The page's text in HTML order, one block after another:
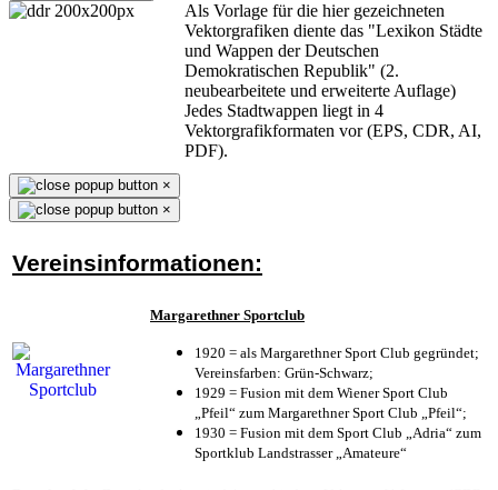
Als Vorlage für die hier gezeichneten
Vektorgrafiken diente das "Lexikon Städte
und Wappen der Deutschen
Demokratischen Republik" (2.
neubearbeitete und erweiterte Auflage)
Jedes Stadtwappen liegt in 4
Vektorgrafikformaten vor (EPS, CDR, AI,
PDF).
×
×
Vereinsinformationen:
Margarethner Sportclub
1920 = als Margarethner Sport Club gegründet;
Vereinsfarben: Grün-Schwarz;
1929 = Fusion mit dem Wiener Sport Club
„Pfeil“ zum Margarethner Sport Club „Pfeil“;
1930 = Fusion mit dem Sport Club „Adria“ zum
Sportklub Landstrasser „Amateure“